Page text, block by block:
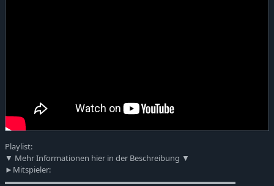
Playlist:
▼ Mehr Informationen hier in der Beschreibung ▼
►Mitspieler:
▬▬▬▬▬▬▬▬▬▬▬▬▬▬▬▬▬▬▬▬▬▬▬▬▬▬▬▬▬